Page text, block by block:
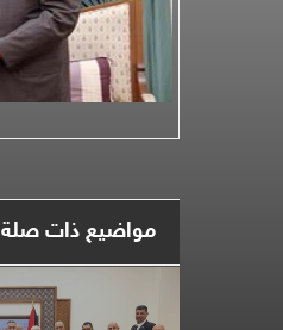
مواضيع ذات صلة